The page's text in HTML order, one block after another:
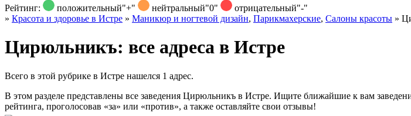
Рейтинг:
положительный"+" нейтральный"0" отрицательный"-"
» Красота и здоровье в Истре » Маникюр и ногтевой дизайн, Парикмахерские, Салоны красоты »
Цирюльникъ: все адреса в Истре
Всего в этой рубрике в Истре нашелся 1 адрес.
В этом разделе представлены все заведения Цирюльникъ в Истре. Ищите ближайшие к вам
рейтинга, проголосовав «за» или «против», а также оставляйте свои отзывы!